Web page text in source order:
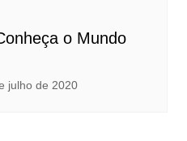
o Mundo
julho de 2020